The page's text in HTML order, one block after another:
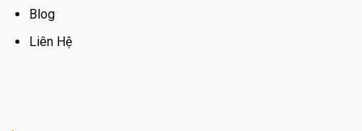
Blog
Liên Hệ